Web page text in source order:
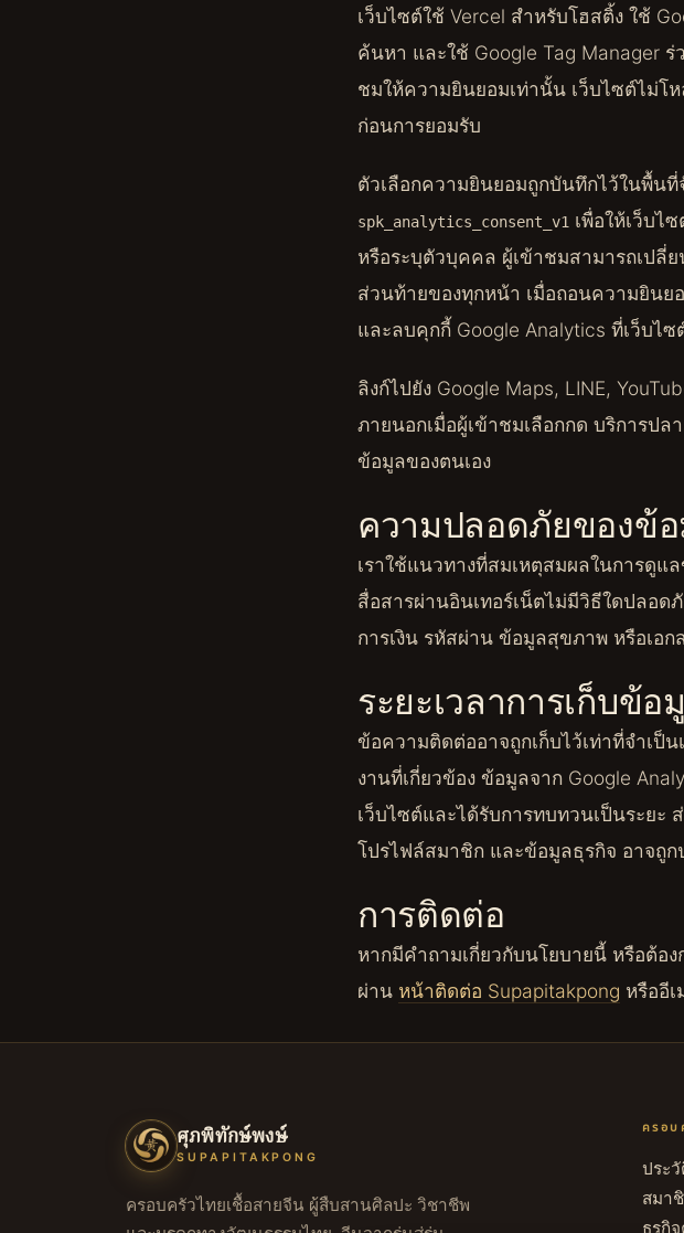
เว็บไซต์ใช้ Vercel สำหรับโฮสติ้ง ใช้
ค้นหา และใช้ Google Tag Manager
ชมให้ความยินยอมเท่านั้น เว็บไซต์ไม่โ
ก่อนการยอมรับ
ตัวเลือกความยินยอมถูกบันทึกไว้ในพื้นที่
spk_analytics_consent_v1 เพื่อให้เว็บไ
หรือระบุตัวบุคคล ผู้เข้าชมสามารถเปลี่
ส่วนท้ายของทุกหน้า เมื่อถอนความยินย
และลบคุกกี้ Google Analytics ที่เว็บไซ
ลิงก์ไปยัง Google Maps, LINE,
ภายนอกเมื่อผู้เข้าชมเลือกกด บริการป
ข้อมูลของตนเอง
ความปลอดภัยของข้
เราใช้แนวทางที่สมเหตุสมผลในการดูแ
สื่อสารผ่านอินเทอร์เน็ตไม่มีวิธีใดปลอ
การเงิน รหัสผ่าน ข้อมูลสุขภาพ หรือเอ
ระยะเวลาการเก็บข้อ
ข้อความติดต่ออาจถูกเก็บไว้เท่าที่จำเป็
งานที่เกี่ยวข้อง ข้อมูลจาก Google
เว็บไซต์และได้รับการทบทวนเป็นระย
โปรไฟล์สมาชิก และข้อมูลธุรกิจ อาจถู
การติดต่อ
หากมีคำถามเกี่ยวกับนโยบายนี้ หรือต้อ
ผ่าน หน้าติดต่อ Supapitakpong หรืออีเ
ศุภพิทักษ์พงษ์
SUPAPITAKPONG
ครอบครัวไทยเชื้อสายจีน ผู้สืบสานศิลปะ วิชาชีพ
ครอบ
ประ
สมา
ธุรกิ